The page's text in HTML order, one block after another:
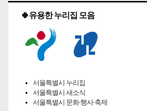
🍀유용한 누리집 모음
서울특별시 누리집
서울특별시 새소식
서울특별시 문화·행사·축제